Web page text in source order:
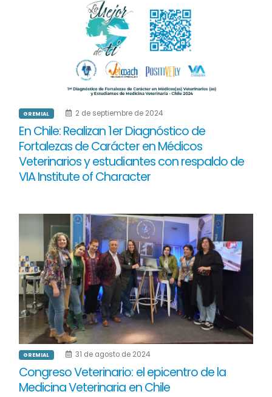
GREMIAL 2 de septiembre de 2024
En Chile: Realizan 1er Diagnóstico de
Fortalezas de Carácter en Médicos
Veterinarios y estudiantes con respaldo de
VIA Institute of Character
GREMIAL 31 de agosto de 2024
Congreso Veterinario: el epicentro de la
Medicina Veterinaria en Chile